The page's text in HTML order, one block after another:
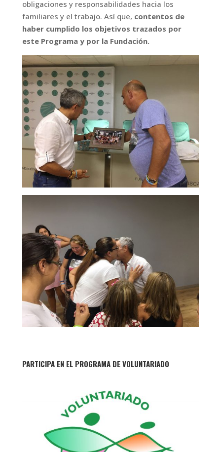
obligaciones y responsabilidades hacia los
familiares y el trabajo. Así que, contentos de
haber cumplido los objetivos trazados por
este Programa y por la Fundación.
PARTICIPA EN EL PROGRAMA DE VOLUNTARIADO